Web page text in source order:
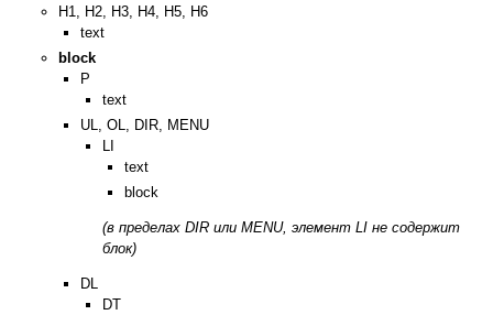
H1, H2, H3, H4, H5, H6
text
block
P
text
UL, OL, DIR, MENU
LI
text
block
(в пределах DIR или MENU, элемент LI не содержит
блок)
DL
DT